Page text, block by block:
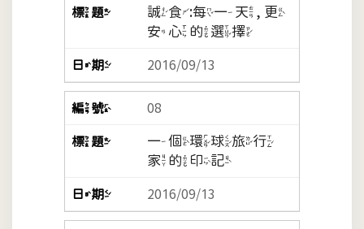
誠食:每一天, 更
安心的選擇
2016/09/13
08
一個環球旅行
家的印記
2016/09/13